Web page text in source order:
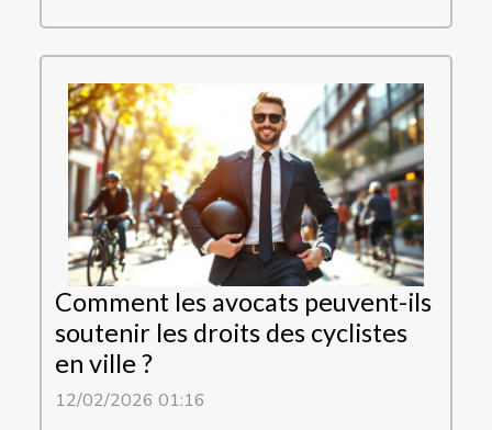
Comment les avocats peuvent-ils
soutenir les droits des cyclistes
en ville ?
12/02/2026 01:16